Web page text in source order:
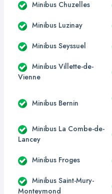
Minibus Chuzelles
Minibus Luzinay
Minibus Seyssuel
Minibus Villette-de-
Vienne
Minibus Bernin
Minibus La Combe-de-
Lancey
Minibus Froges
Minibus Saint-Mury-
Monteymond